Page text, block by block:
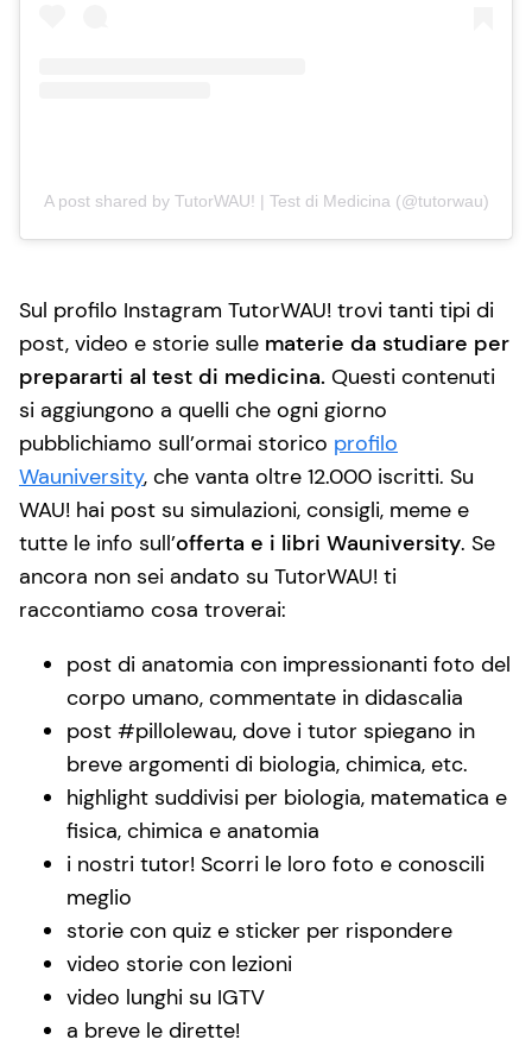
A post shared by TutorWAU! | Test di Medicina (@tutorwau)
Sul profilo Instagram TutorWAU! trovi tanti tipi di
post, video e storie sulle materie da studiare per
prepararti al test di medicina. Questi contenuti
si aggiungono a quelli che ogni giorno
pubblichiamo sull’ormai storico profilo
Wauniversity, che vanta oltre 12.000 iscritti. Su
WAU! hai post su simulazioni, consigli, meme e
tutte le info sull’offerta e i libri Wauniversity. Se
ancora non sei andato su TutorWAU! ti
raccontiamo cosa troverai:
post di anatomia con impressionanti foto del
corpo umano, commentate in didascalia
post #pillolewau, dove i tutor spiegano in
breve argomenti di biologia, chimica, etc.
highlight suddivisi per biologia, matematica e
fisica, chimica e anatomia
i nostri tutor! Scorri le loro foto e conoscili
meglio
storie con quiz e sticker per rispondere
video storie con lezioni
video lunghi su IGTV
a breve le dirette!